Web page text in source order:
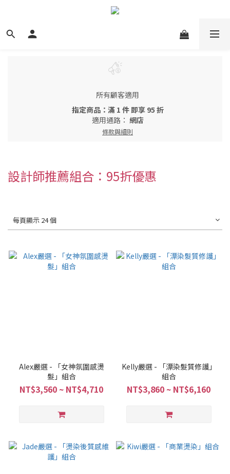
所有顧客適用
指定商品：滿 1 件 即享 95 折
適用通路： 網店
條款與細則
設計師推薦組合：95折優惠
每頁顯示 24 個
Alex嚴選 - 「女神氛圍感燙
髮」組合
NT$3,560 ~ NT$4,710
Kelly嚴選 - 「漂染髮質修護」
組合
NT$3,860 ~ NT$6,160